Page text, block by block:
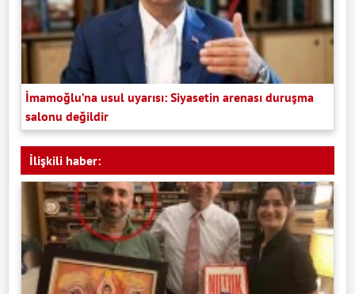
İmamoğlu’na usul uyarısı: Siyasetin arenası duruşma
salonu değildir
İlişkili haber: